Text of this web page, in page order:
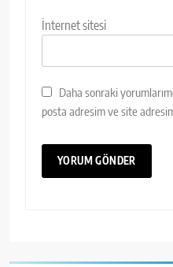
İnternet sitesi
Daha sonraki
posta adresim ve site